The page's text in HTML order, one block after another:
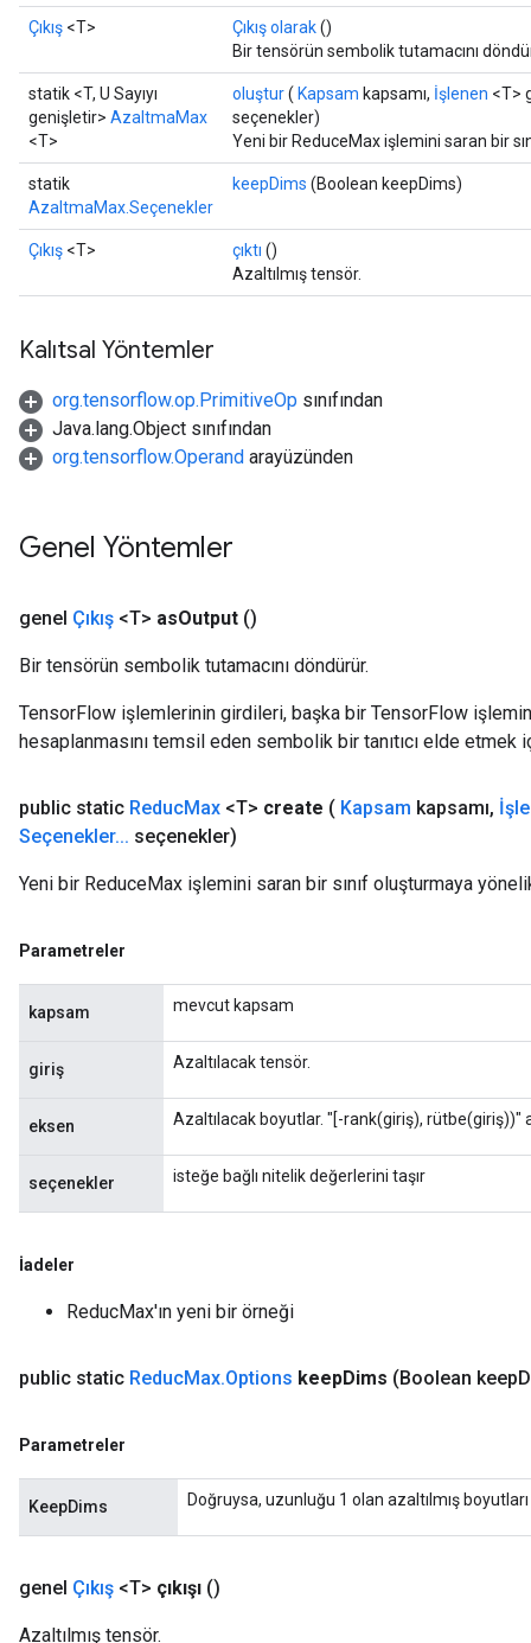
Çıkış <T> Çıkış olarak()
Bir tensörün sembolik tutamacını
statik <T, U Sayıyı
genişletir> AzaltmaMax
<T>
oluştur( Kapsam kapsamı, İşlenen <T>
seçenekler)
Yeni bir ReduceMax işlemini saran bir
statik
AzaltmaMax.Seçenekler
keepDims (Boolean keepDims)
Çıkış <T> çıktı ()
Azaltılmış tensör.
Kalıtsal Yöntemler
org.tensorflow.op.PrimitiveOp sınıfından
Java.lang.Object sınıfından
org.tensorflow.Operand arayüzünden
Genel Yöntemler
genel Çıkış <T> asOutput ()
Bir tensörün sembolik tutamacını döndürür.
TensorFlow işlemlerinin girdileri, başka bir TensorFlow
hesaplanmasını temsil eden sembolik bir tanıtıcı elde etmek
public static ReducMax <T> create ( Kapsam kapsamı,
Seçenekler... seçenekler)
Yeni bir ReduceMax işlemini saran bir sınıf oluşturmaya
Parametreler
kapsam mevcut kapsam
giriş Azaltılacak tensör.
eksen Azaltılacak boyutlar. "[-rank(giriş), rütbe(giriş))"
seçenekler isteğe bağlı nitelik değerlerini taşır
İadeler
ReducMax'ın yeni bir örneği
public static ReducMax.Options keepDims (Boolean keep
Parametreler
KeepDims Doğruysa, uzunluğu 1 olan azaltılmış
genel Çıkış <T> çıkışı ()
Azaltılmış tensör.